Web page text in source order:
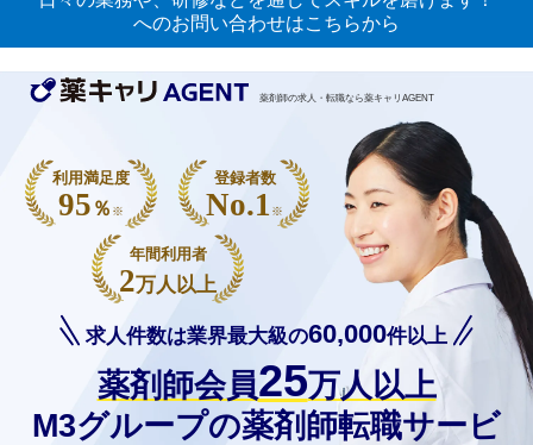
へのお問い合わせはこちらから
薬剤師の求人・転職なら薬キャリAGENT
求人件数は業界最大級の60,000件以上
薬剤師会員25万人以上
M3グループの薬剤師転職サービ
利用満足度
95 ％ ※
登録者数
No.1 ※
年間利用者
2万人以上